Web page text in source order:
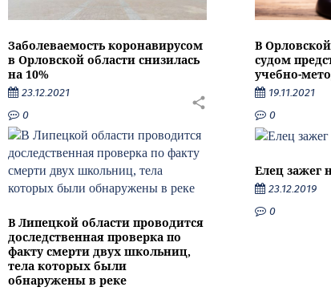
Заболеваемость коронавирусом
в Орловской области снизилась
на 10%
23.12.2021
0
В
судом
учебно-
19.11.2021
0
В Липецкой области проводится
доследственная проверка по
факту смерти двух школьниц,
тела которых были
обнаружены в реке
Елец зажег
23.12.2019
0